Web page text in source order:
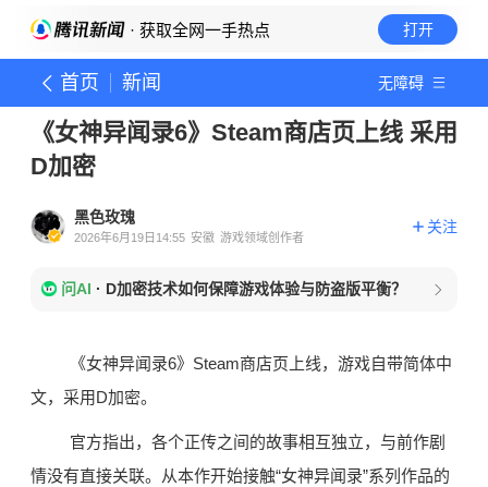
· 获取全网一手热点 打开
首页 新闻 无障碍
《女神异闻录6》Steam商店页上线 采用
D加密
黑色玫瑰
2026年6月19日14:55 安徽 游戏领域创作者
关注
问AI · D加密技术如何保障游戏体验与防盗版平衡？
《女神异闻录6》Steam商店页上线，游戏自带简体中
文，采用D加密。
官方指出，各个正传之间的故事相互独立，与前作剧
情没有直接关联。从本作开始接触“女神异闻录”系列作品的